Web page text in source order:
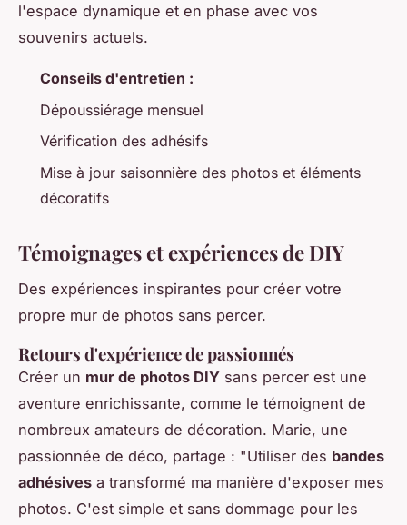
l'espace dynamique et en phase avec vos
souvenirs actuels.
Conseils d'entretien :
Dépoussiérage mensuel
Vérification des adhésifs
Mise à jour saisonnière des photos et éléments
décoratifs
Témoignages et expériences de DIY
Des expériences inspirantes pour créer votre
propre mur de photos sans percer.
Retours d'expérience de passionnés
Créer un mur de photos DIY sans percer est une
aventure enrichissante, comme le témoignent de
nombreux amateurs de décoration. Marie, une
passionnée de déco, partage : "Utiliser des bandes
adhésives a transformé ma manière d'exposer mes
photos. C'est simple et sans dommage pour les